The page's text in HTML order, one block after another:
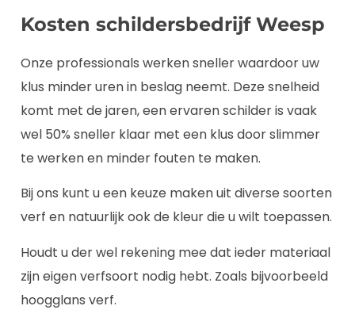
Kosten schildersbedrijf Weesp
Onze professionals werken sneller waardoor uw
klus minder uren in beslag neemt. Deze snelheid
komt met de jaren, een ervaren schilder is vaak
wel 50% sneller klaar met een klus door slimmer
te werken en minder fouten te maken.
Bij ons kunt u een keuze maken uit diverse soorten
verf en natuurlijk ook de kleur die u wilt toepassen.
Houdt u der wel rekening mee dat ieder materiaal
zijn eigen verfsoort nodig hebt. Zoals bijvoorbeeld
hoogglans verf.